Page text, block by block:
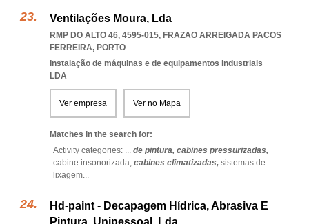
Ventilações Moura, Lda
RMP DO ALTO 46, 4595-015, FRAZAO ARREIGADA PACOS
FERREIRA, PORTO
Instalação de máquinas e de equipamentos industriais
LDA
Ver empresa Ver no Mapa
Matches in the search for:
Activity categories: ... de pintura, cabines pressurizadas,
cabine insonorizada, cabines climatizadas, sistemas de
lixagem...
Hd-paint - Decapagem Hídrica, Abrasiva E
Pintura, Unipessoal, Lda